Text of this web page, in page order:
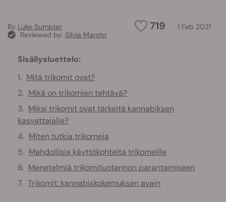
719 1 Feb 2021
By Luke Sumpter
Reviewed by: Silvia Maroto
Sisällysluettelo:
Mitä trikomit ovat?
Mikä on trikomien tehtävä?
Miksi trikomit ovat tärkeitä kannabiksen
kasvattajalle?
Miten tutkia trikomeja
Mahdollisia käyttökohteita trikomeille
Menetelmiä trikomituotannon parantamiseen
Trikomit: kannabiskokemuksen avain